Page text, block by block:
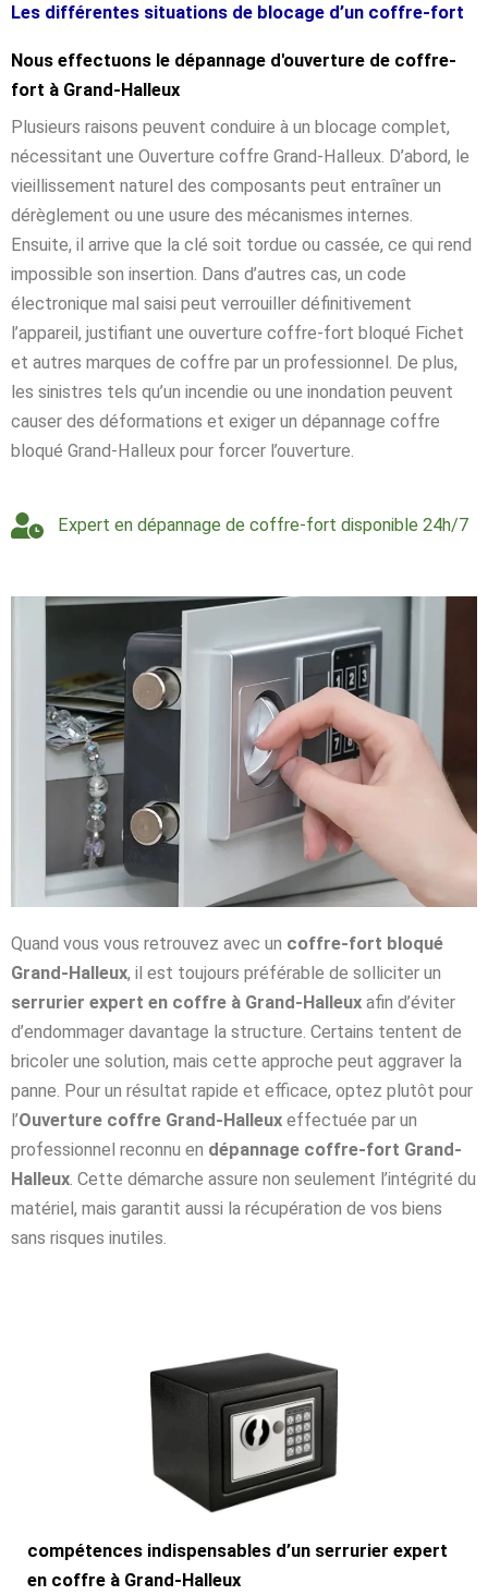
Les différentes situations de blocage d’un coffre-fort
Nous effectuons le dépannage d'ouverture de coffre-
fort à Grand-Halleux
Plusieurs raisons peuvent conduire à un blocage complet,
nécessitant une Ouverture coffre Grand-Halleux. D’abord, le
vieillissement naturel des composants peut entraîner un
dérèglement ou une usure des mécanismes internes.
Ensuite, il arrive que la clé soit tordue ou cassée, ce qui rend
impossible son insertion. Dans d’autres cas, un code
électronique mal saisi peut verrouiller définitivement
l’appareil, justifiant une ouverture coffre-fort bloqué Fichet
et autres marques de coffre par un professionnel. De plus,
les sinistres tels qu’un incendie ou une inondation peuvent
causer des déformations et exiger un dépannage coffre
bloqué Grand-Halleux pour forcer l’ouverture.
Expert en dépannage de coffre-fort disponible 24h/7
Quand vous vous retrouvez avec un coffre-fort bloqué
Grand-Halleux, il est toujours préférable de solliciter un
serrurier expert en coffre à Grand-Halleux afin d’éviter
d’endommager davantage la structure. Certains tentent de
bricoler une solution, mais cette approche peut aggraver la
panne. Pour un résultat rapide et efficace, optez plutôt pour
l’Ouverture coffre Grand-Halleux effectuée par un
professionnel reconnu en dépannage coffre-fort Grand-
Halleux. Cette démarche assure non seulement l’intégrité du
matériel, mais garantit aussi la récupération de vos biens
sans risques inutiles.
compétences indispensables d’un serrurier expert
en coffre à Grand-Halleux